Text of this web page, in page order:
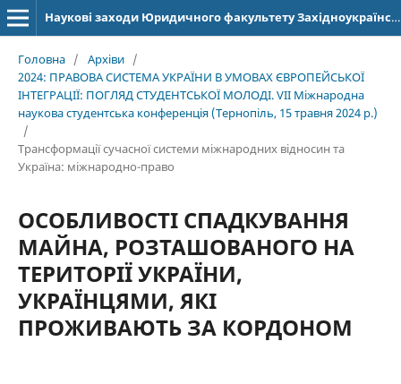
Наукові заходи Юридичного факультету Західноукраїнського національного університету
Головна / Архіви /
2024: ПРАВОВА СИСТЕМА УКРАЇНИ В УМОВАХ ЄВРОПЕЙСЬКОЇ
ІНТЕГРАЦІЇ: ПОГЛЯД СТУДЕНТСЬКОЇ МОЛОДІ. VІІ Міжнародна
наукова студентська конференція (Тернопіль, 15 травня 2024 р.)
/
Трансформації сучасної системи міжнародних відносин та
Україна: міжнародно-право
ОСОБЛИВОСТІ СПАДКУВАННЯ
МАЙНА, РОЗТАШОВАНОГО НА
ТЕРИТОРІЇ УКРАЇНИ,
УКРАЇНЦЯМИ, ЯКІ
ПРОЖИВАЮТЬ ЗА КОРДОНОМ